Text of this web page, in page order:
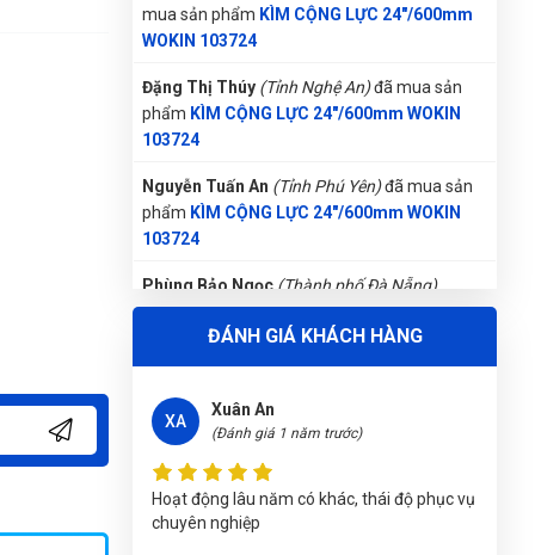
phẩmKÌM CỘNG LỰC 24"/600mm WOKIN
103724
Nguyễn Tuấn An(Tỉnh Phú Yên)đã mua sản
phẩm KÌM CỘNG LỰC 24"/600mm WOKIN
103724
Phùng Bảo Ngọc (Thành phố Đà Nẵng)
purchaseKÌM CỘNG LỰC 24"/600mm WOKIN
103724
Trần Lê Quỳnh Như(Tỉnh Thái Bình)đã mua
sản phẩmKÌM CỘNG LỰC 24"/600mm
WOKIN 103724
phẩm KÌM CỘNG LỰC 24"/600mm WOKIN
103724
Lê Thị Như Hảo(Tỉnh Phú Thọ)
phẩm KÌM CỘNG LỰC 24"/600mm WOKIN
103724
ĐÁNH GIÁ KHÁCH HÀNG
XA
Xuân An
(Đánh giá 1 năm trước)
Hoạt động lâu năm có khác, thái độ phục vụ
chuyên nghiệp